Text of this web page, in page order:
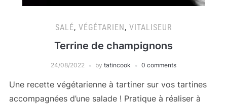
SALÉ, VÉGÉTARIEN, VITALISEUR
Terrine de champignons
24/08/2022 by tatincook 0 comments
Une recette végétarienne à tartiner sur vos tartines
accompagnées d’une salade ! Pratique à réaliser à